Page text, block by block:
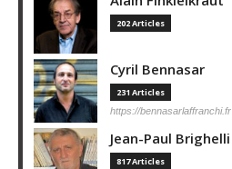
202 Articles
Cyril Bennasar
231 Articles
https://bennasarlaffranchi.fr
Jean-Paul Brighelli
817 Articles